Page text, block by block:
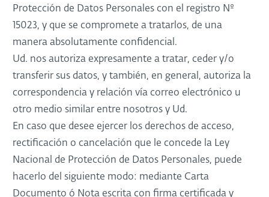
Protección de Datos Personales con el registro Nº
15023, y que se compromete a tratarlos, de una
manera absolutamente confidencial.
Ud. nos autoriza expresamente a tratar, ceder y/o
transferir sus datos, y también, en general, autoriza la
correspondencia y relación vía correo electrónico u
otro medio similar entre nosotros y Ud.
En caso que desee ejercer los derechos de acceso,
rectificación o cancelación que le concede la Ley
Nacional de Protección de Datos Personales, puede
hacerlo del siguiente modo: mediante Carta
Documento ó Nota escrita con firma certificada y